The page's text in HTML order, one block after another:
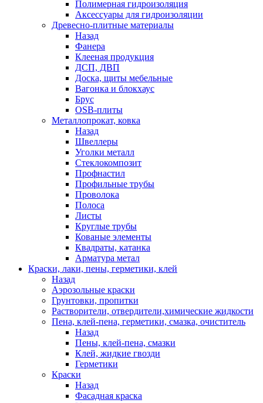
Полимерная гидроизоляция
Аксессуары для гидроизоляции
Древесно-плитные материалы
Назад
Фанера
Клееная продукция
ДСП, ДВП
Доска, щиты мебельные
Вагонка и блокхаус
Брус
OSB-плиты
Металлопрокат, ковка
Назад
Швеллеры
Уголки металл
Стеклокомпозит
Профнастил
Профильные трубы
Проволока
Полоса
Листы
Круглые трубы
Кованые элементы
Квадраты, катанка
Арматура метал
Краски, лаки, пены, герметики, клей
Назад
Аэрозольные краски
Грунтовки, пропитки
Растворители, отвердители,химические жидкости
Пена, клей-пена, герметики, смазка, очиститель
Назад
Пены, клей-пена, смазки
Клей, жидкие гвозди
Герметики
Краски
Назад
Фасадная краска